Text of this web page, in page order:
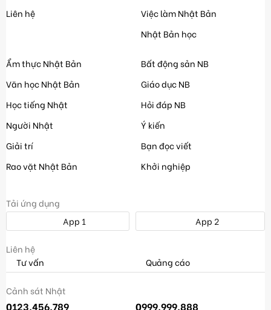
Liên hệ
Việc làm Nhật Bản
Nhật Bản học
Ẩm thực Nhật Bản
Văn học Nhật Bản
Học tiếng Nhật
Người Nhật
Giải trí
Rao vặt Nhật Bản
Bất động sản NB
Giáo dục NB
Hỏi đáp NB
Ý kiến
Bạn đọc viết
Khởi nghiệp
Tải ứng dụng
App 1
App 2
Liên hệ
Tư vấn
Quảng cáo
Cảnh sát Nhật
0123.456.789 0999.999.888